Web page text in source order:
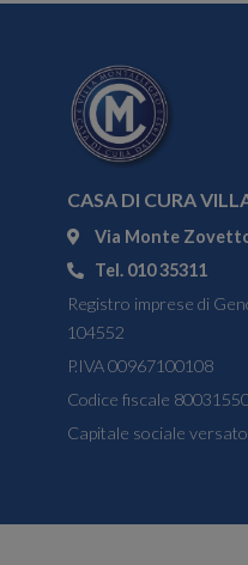
CASA DI CURA
Via Monte
Tel. 010 35311
Registro imprese di
104552
P.IVA 00967100108
Codice fiscale
Capitale sociale